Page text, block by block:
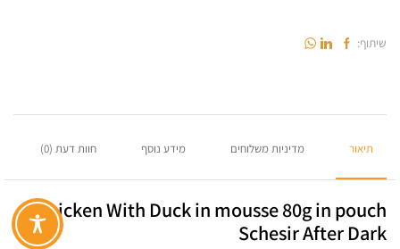
שיתוף:
תיאור מדיניות משלוחים מידע נוסף חוות דעת (0)
Chicken With Duck in mousse 80g in pouch
Schesir After Dark